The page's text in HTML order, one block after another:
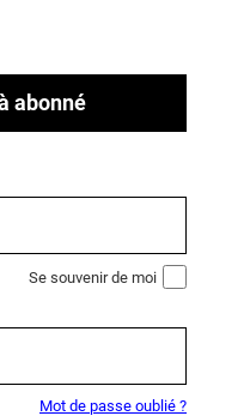
abonné
Se souvenir de moi
Mot de passe oublié ?